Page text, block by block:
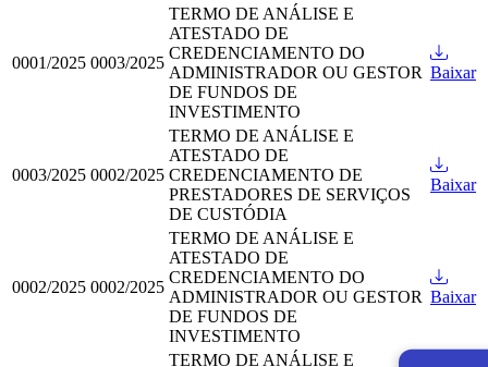
0001/2025 0003/2025
TERMO DE ANÁLISE E
ATESTADO DE
CREDENCIAMENTO DO
ADMINISTRADOR OU GESTOR
DE FUNDOS DE
INVESTIMENTO
Baixar
0003/2025 0002/2025
TERMO DE ANÁLISE E
ATESTADO DE
CREDENCIAMENTO DE
PRESTADORES DE SERVIÇOS
DE CUSTÓDIA
Baixar
0002/2025 0002/2025
TERMO DE ANÁLISE E
ATESTADO DE
CREDENCIAMENTO DO
ADMINISTRADOR OU GESTOR
DE FUNDOS DE
INVESTIMENTO
Baixar
TERMO DE ANÁLISE E